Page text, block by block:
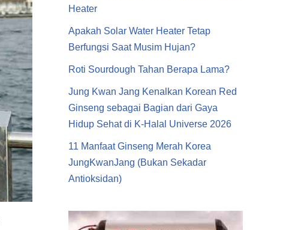
Heater
Apakah Solar Water Heater Tetap
Berfungsi Saat Musim Hujan?
Roti Sourdough Tahan Berapa Lama?
Jung Kwan Jang Kenalkan Korean Red
Ginseng sebagai Bagian dari Gaya
Hidup Sehat di K-Halal Universe 2026
11 Manfaat Ginseng Merah Korea
JungKwanJang (Bukan Sekadar
Antioksidan)